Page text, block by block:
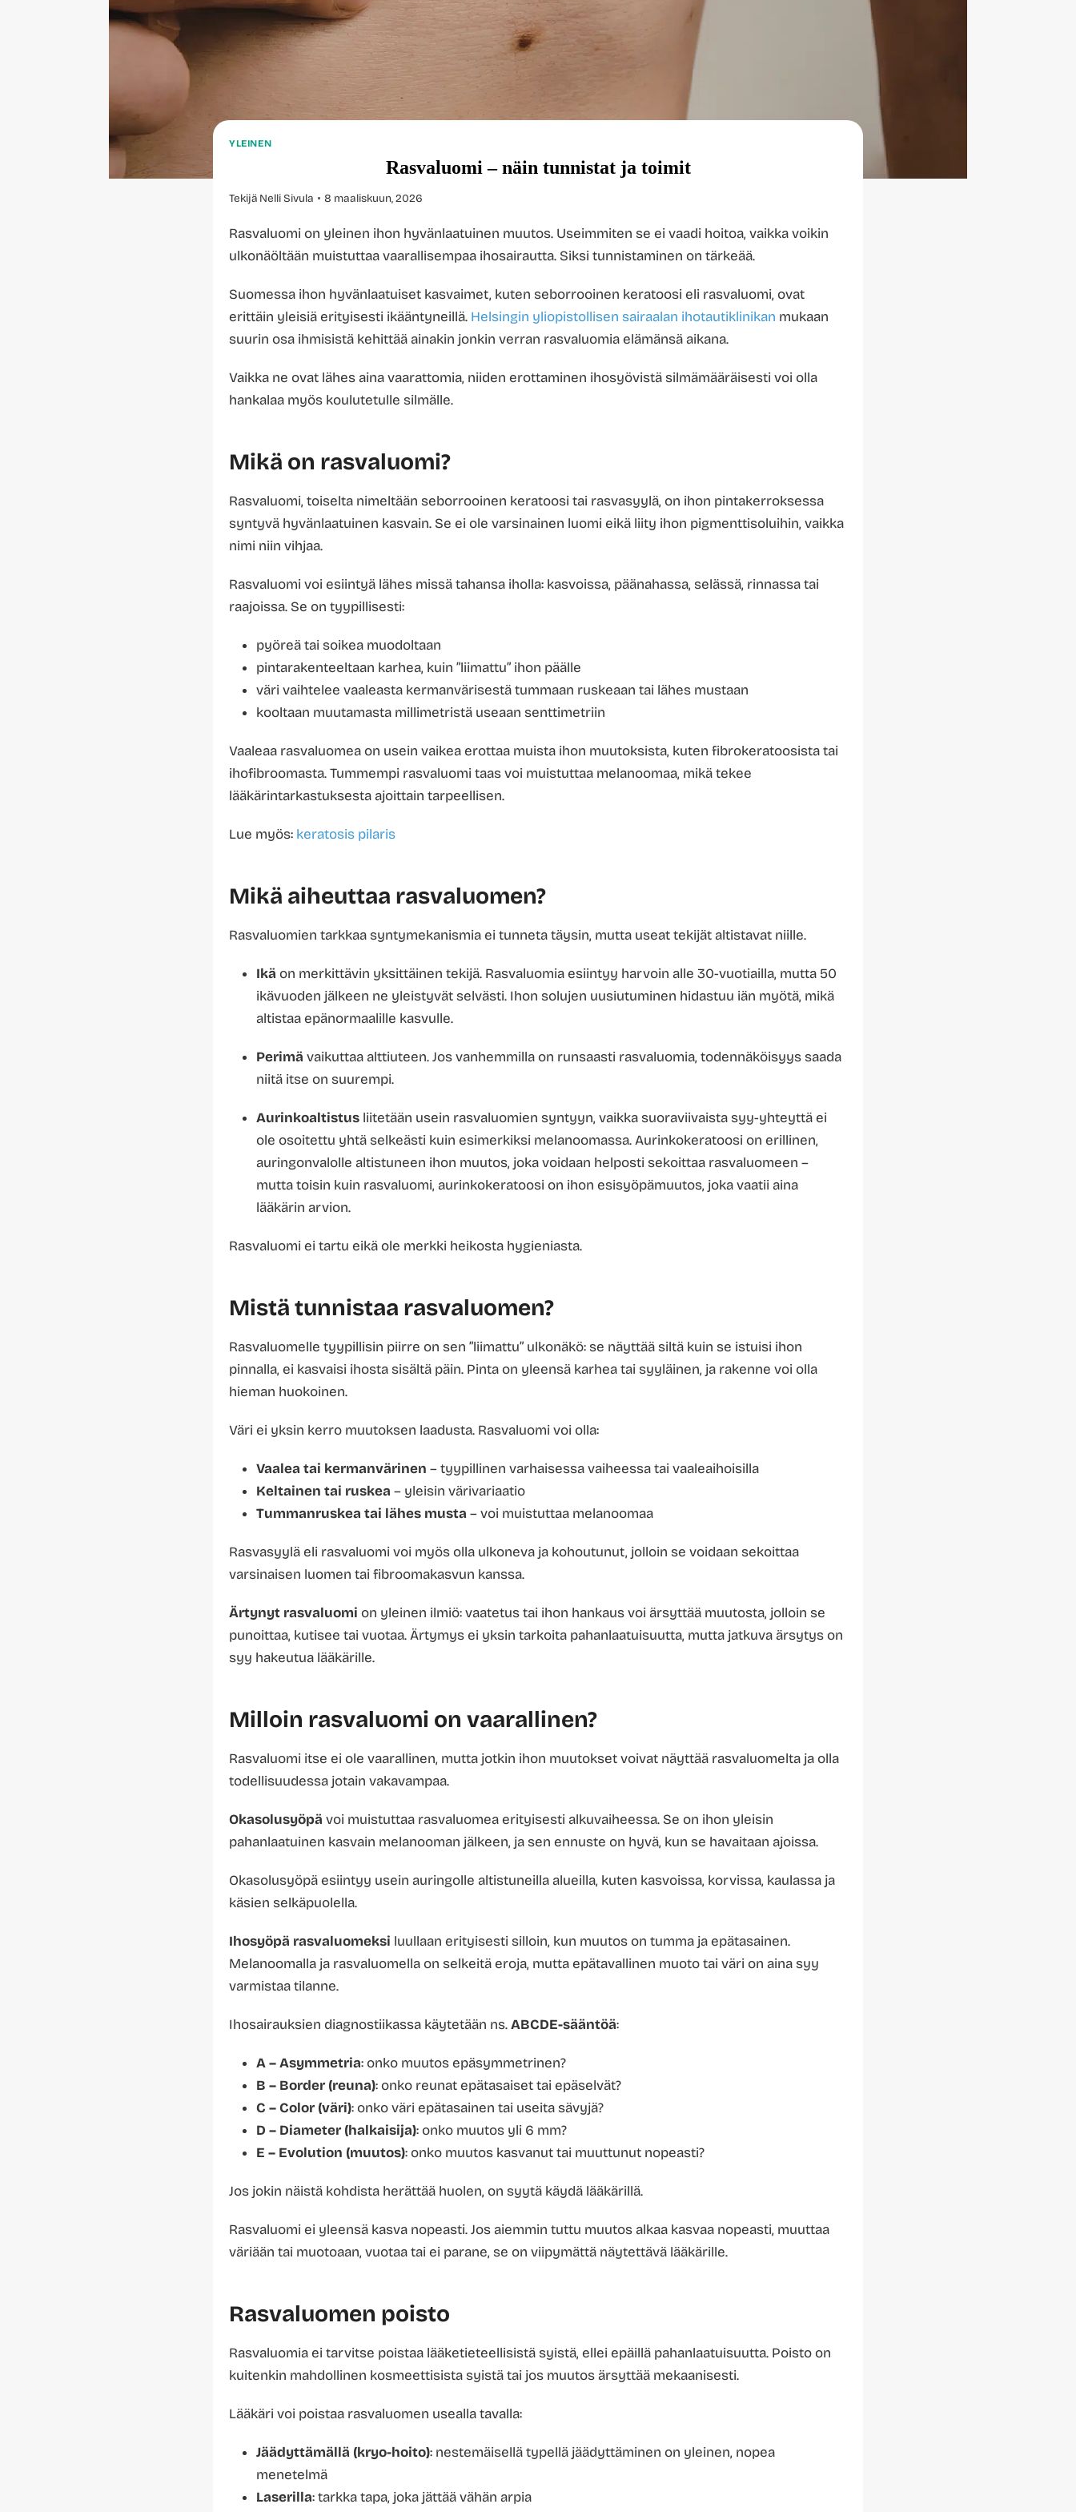
YLEINEN
Rasvaluomi – näin tunnistat ja toimit
Tekijä Nelli Sivula 8 maaliskuun, 2026
Rasvaluomi on yleinen ihon hyvänlaatuinen muutos. Useimmiten se ei vaadi hoitoa, vaikka voikin
ulkonäöltään muistuttaa vaarallisempaa ihosairautta. Siksi tunnistaminen on tärkeää.
Suomessa ihon hyvänlaatuiset kasvaimet, kuten seborrooinen keratoosi eli rasvaluomi, ovat
erittäin yleisiä erityisesti ikääntyneillä. Helsingin yliopistollisen sairaalan ihotautiklinikan mukaan
suurin osa ihmisistä kehittää ainakin jonkin verran rasvaluomia elämänsä aikana.
Vaikka ne ovat lähes aina vaarattomia, niiden erottaminen ihosyövistä silmämääräisesti voi olla
hankalaa myös koulutetulle silmälle.
Mikä on rasvaluomi?
Rasvaluomi, toiselta nimeltään seborrooinen keratoosi tai rasvasyylä, on ihon pintakerroksessa
syntyvä hyvänlaatuinen kasvain. Se ei ole varsinainen luomi eikä liity ihon pigmenttisoluihin, vaikka
nimi niin vihjaa.
Rasvaluomi voi esiintyä lähes missä tahansa iholla: kasvoissa, päänahassa, selässä, rinnassa tai
raajoissa. Se on tyypillisesti:
pyöreä tai soikea muodoltaan
pintarakenteeltaan karhea, kuin ”liimattu” ihon päälle
väri vaihtelee vaaleasta kermanvärisestä tummaan ruskeaan tai lähes mustaan
kooltaan muutamasta millimetristä useaan senttimetriin
Vaaleaa rasvaluomea on usein vaikea erottaa muista ihon muutoksista, kuten fibrokeratoosista tai
ihofibroomasta. Tummempi rasvaluomi taas voi muistuttaa melanoomaa, mikä tekee
lääkärintarkastuksesta ajoittain tarpeellisen.
Lue myös: keratosis pilaris
Mikä aiheuttaa rasvaluomen?
Rasvaluomien tarkkaa syntymekanismia ei tunneta täysin, mutta useat tekijät altistavat niille.
Ikä on merkittävin yksittäinen tekijä. Rasvaluomia esiintyy harvoin alle 30-vuotiailla, mutta 50
ikävuoden jälkeen ne yleistyvät selvästi. Ihon solujen uusiutuminen hidastuu iän myötä, mikä
altistaa epänormaalille kasvulle.
Perimä vaikuttaa alttiuteen. Jos vanhemmilla on runsaasti rasvaluomia, todennäköisyys saada
niitä itse on suurempi.
Aurinkoaltistus liitetään usein rasvaluomien syntyyn, vaikka suoraviivaista syy-yhteyttä ei
ole osoitettu yhtä selkeästi kuin esimerkiksi melanoomassa. Aurinkokeratoosi on erillinen,
auringonvalolle altistuneen ihon muutos, joka voidaan helposti sekoittaa rasvaluomeen –
mutta toisin kuin rasvaluomi, aurinkokeratoosi on ihon esisyöpämuutos, joka vaatii aina
lääkärin arvion.
Rasvaluomi ei tartu eikä ole merkki heikosta hygieniasta.
Mistä tunnistaa rasvaluomen?
Rasvaluomelle tyypillisin piirre on sen ”liimattu” ulkonäkö: se näyttää siltä kuin se istuisi ihon
pinnalla, ei kasvaisi ihosta sisältä päin. Pinta on yleensä karhea tai syyläinen, ja rakenne voi olla
hieman huokoinen.
Väri ei yksin kerro muutoksen laadusta. Rasvaluomi voi olla:
Vaalea tai kermanvärinen – tyypillinen varhaisessa vaiheessa tai vaaleaihoisilla
Keltainen tai ruskea – yleisin värivariaatio
Tummanruskea tai lähes musta – voi muistuttaa melanoomaa
Rasvasyylä eli rasvaluomi voi myös olla ulkoneva ja kohoutunut, jolloin se voidaan sekoittaa
varsinaisen luomen tai fibroomakasvun kanssa.
Ärtynyt rasvaluomi on yleinen ilmiö: vaatetus tai ihon hankaus voi ärsyttää muutosta, jolloin se
punoittaa, kutisee tai vuotaa. Ärtymys ei yksin tarkoita pahanlaatuisuutta, mutta jatkuva ärsytys on
syy hakeutua lääkärille.
Milloin rasvaluomi on vaarallinen?
Rasvaluomi itse ei ole vaarallinen, mutta jotkin ihon muutokset voivat näyttää rasvaluomelta ja olla
todellisuudessa jotain vakavampaa.
Okasolusyöpä voi muistuttaa rasvaluomea erityisesti alkuvaiheessa. Se on ihon yleisin
pahanlaatuinen kasvain melanooman jälkeen, ja sen ennuste on hyvä, kun se havaitaan ajoissa.
Okasolusyöpä esiintyy usein auringolle altistuneilla alueilla, kuten kasvoissa, korvissa, kaulassa ja
käsien selkäpuolella.
Ihosyöpä rasvaluomeksi luullaan erityisesti silloin, kun muutos on tumma ja epätasainen.
Melanoomalla ja rasvaluomella on selkeitä eroja, mutta epätavallinen muoto tai väri on aina syy
varmistaa tilanne.
Ihosairauksien diagnostiikassa käytetään ns.ABCDE-sääntöä:
A – Asymmetria: onko muutos epäsymmetrinen?
B – Border (reuna): onko reunat epätasaiset tai epäselvät?
C – Color (väri): onko väri epätasainen tai useita sävyjä?
D – Diameter (halkaisija): onko muutos yli 6 mm?
E – Evolution (muutos): onko muutos kasvanut tai muuttunut nopeasti?
Jos jokin näistä kohdista herättää huolen, on syytä käydä lääkärillä.
Rasvaluomi ei yleensä kasva nopeasti. Jos aiemmin tuttu muutos alkaa kasvaa nopeasti, muuttaa
väriään tai muotoaan, vuotaa tai ei parane, se on viipymättä näytettävä lääkärille.
Rasvaluomen poisto
Rasvaluomia ei tarvitse poistaa lääketieteellisistä syistä, ellei epäillä pahanlaatuisuutta. Poisto on
kuitenkin mahdollinen kosmeettisista syistä tai jos muutos ärsyttää mekaanisesti.
Lääkäri voi poistaa rasvaluomen usealla tavalla:
Jäädyttämällä (kryo-hoito): nestemäisellä typellä jäädyttäminen on yleinen, nopea
menetelmä
Laserilla: tarkka tapa, joka jättää vähän arpia